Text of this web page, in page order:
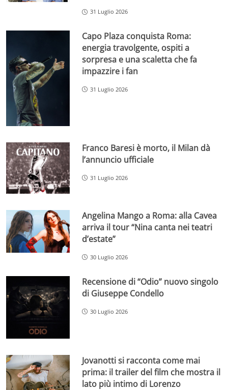
31 Luglio 2026
Capo Plaza conquista Roma:
energia travolgente, ospiti a
sorpresa e una scaletta che fa
impazzire i fan
31 Luglio 2026
Franco Baresi è morto, il Milan dà
l’annuncio ufficiale
31 Luglio 2026
Angelina Mango a Roma: alla Cavea
arriva il tour “Nina canta nei teatri
d’estate”
30 Luglio 2026
Recensione di “Odio” nuovo singolo
di Giuseppe Condello
30 Luglio 2026
Jovanotti si racconta come mai
prima: il trailer del film che mostra il
lato più intimo di Lorenzo